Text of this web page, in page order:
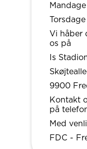
Vi håber
os på
Is
9900
Kontakt
på
Med
FDC -